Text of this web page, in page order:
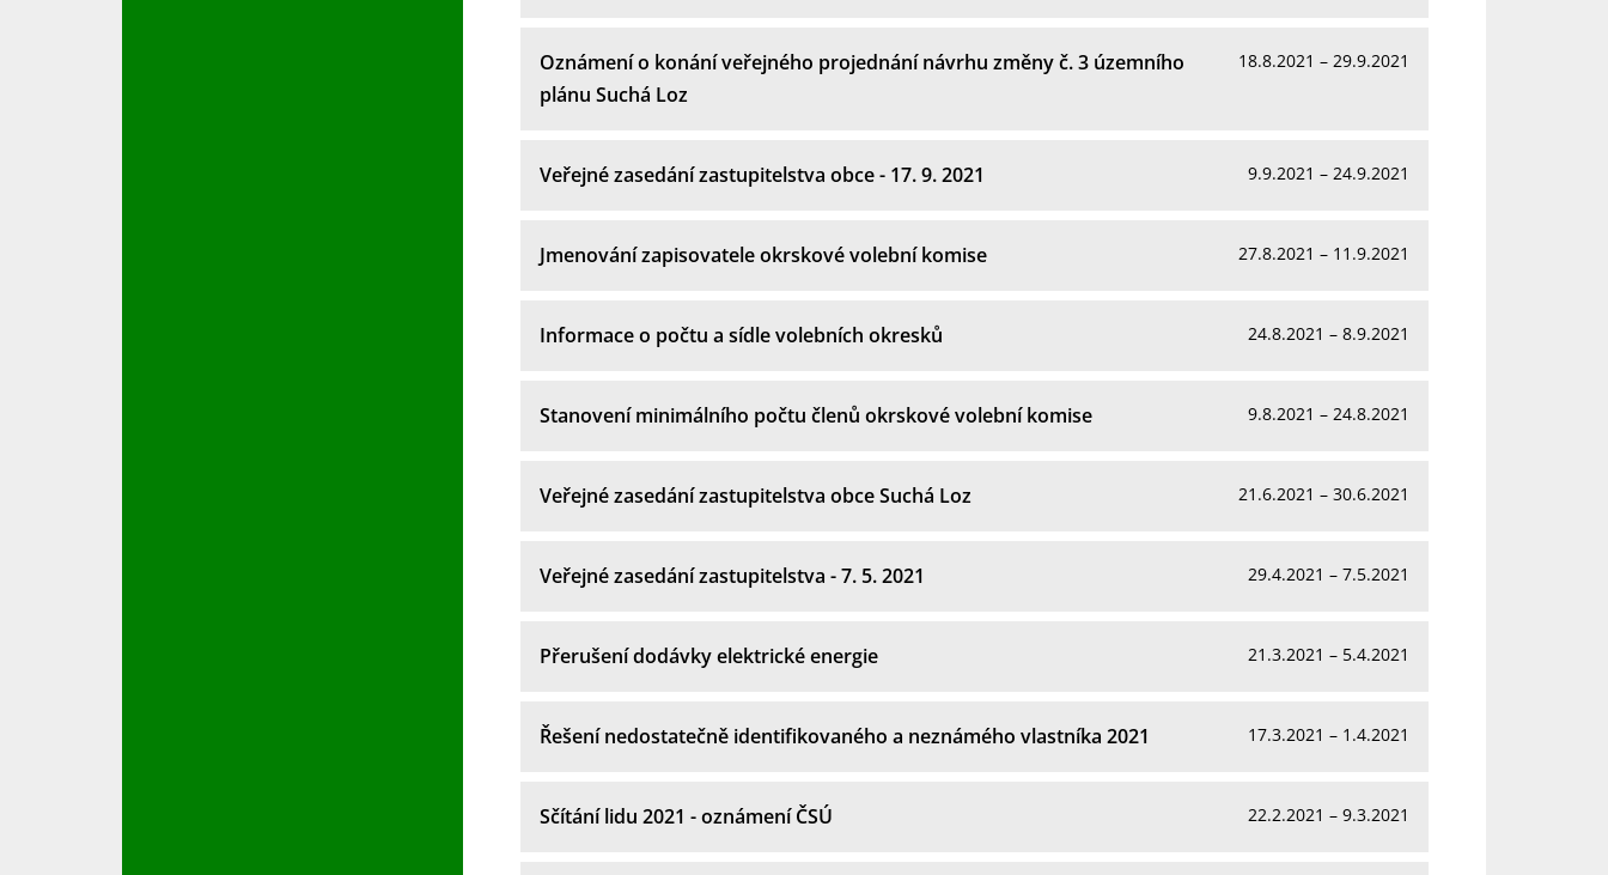
Oznámení o konání veřejného projednání návrhu změny č. 3 územního
plánu Suchá Loz
18.8.2021 – 29.9.2021
Veřejné zasedání zastupitelstva obce - 17. 9. 2021 9.9.2021 – 24.9.2021
Jmenování zapisovatele okrskové volební komise 27.8.2021 – 11.9.2021
Informace o počtu a sídle volebních okresků 24.8.2021 – 8.9.2021
Stanovení minimálního počtu členů okrskové volební komise 9.8.2021 – 24.8.2021
Veřejné zasedání zastupitelstva obce Suchá Loz 21.6.2021 – 30.6.2021
Veřejné zasedání zastupitelstva - 7. 5. 2021 29.4.2021 – 7.5.2021
Přerušení dodávky elektrické energie 21.3.2021 – 5.4.2021
Řešení nedostatečně identifikovaného a neznámého vlastníka 2021 17.3.2021 – 1.4.2021
Sčítání lidu 2021 - oznámení ČSÚ 22.2.2021 – 9.3.2021